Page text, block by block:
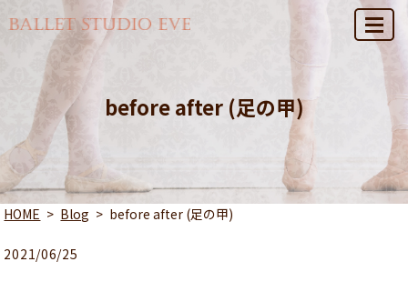
MENU
before after (足の甲)
HOME Blog before after (足の甲)
2021/06/25